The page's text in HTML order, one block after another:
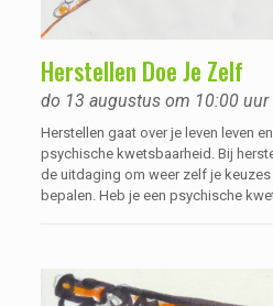
Herstellen Doe Je Zelf
do 13 augustus om 10:00 uur
Herstellen gaat over je leven leven
psychische kwetsbaarheid. Bij
de uitdaging om weer zelf je keuzes
bepalen. Heb je een psychische